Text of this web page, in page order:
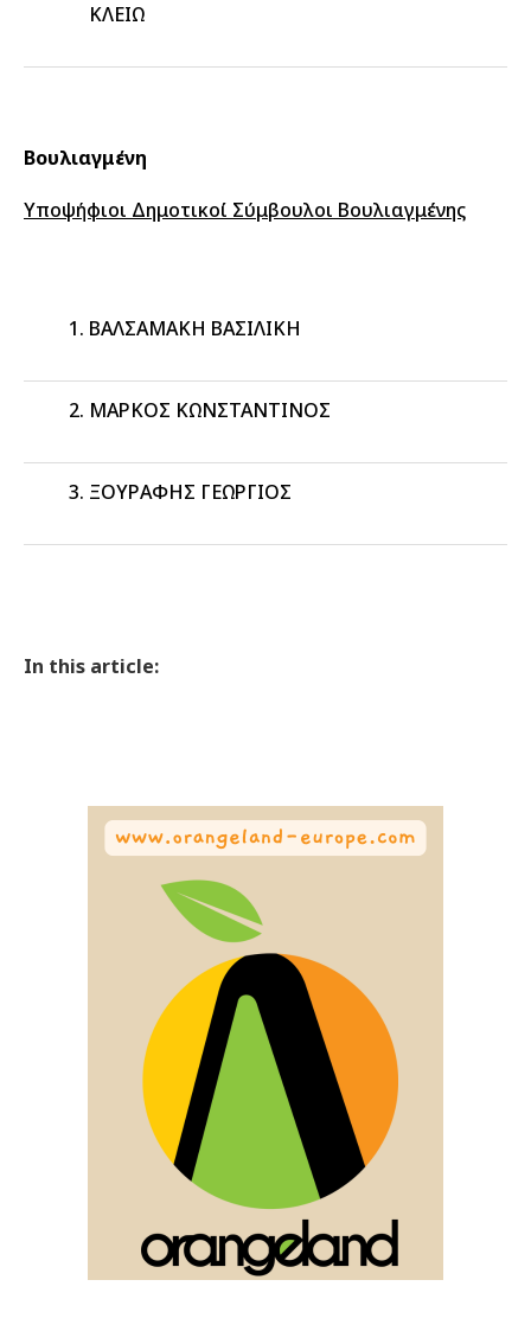
ΚΛΕΙΩ
Βουλιαγμένη
Υποψήφιοι Δημοτικοί Σύμβουλοι Βουλιαγμένης
ΒΑΛΣΑΜΑΚΗ ΒΑΣΙΛΙΚΗ
ΜΑΡΚΟΣ ΚΩΝΣΤΑΝΤΙΝΟΣ
ΞΟΥΡΑΦΗΣ ΓΕΩΡΓΙΟΣ
In this article: